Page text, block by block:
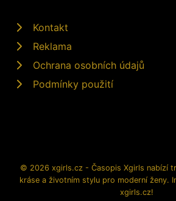
Kontakt
Reklama
Ochrana osobních údajů
Podmínky použití
© 2026 xgirls.cz - Časopis Xgirls nabízí
kráse a životním stylu pro moderní ženy.
xgirls.cz!